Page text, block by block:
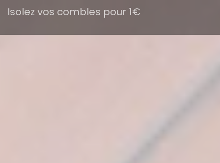
Isolez vos combles pour 1€